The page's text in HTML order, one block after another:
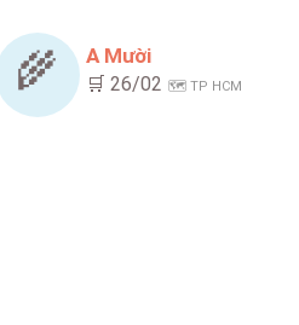
🌾 A Mười
🛒 26/02 🗺️ TP HCM